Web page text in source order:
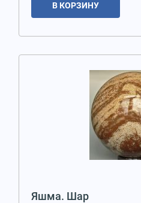
В КОРЗИНУ
Яшма. Шар